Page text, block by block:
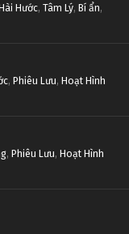
Hước, Tâm Lý, Bí ẩn,
, Phiêu Lưu, Hoạt Hình
, Phiêu Lưu, Hoạt Hình